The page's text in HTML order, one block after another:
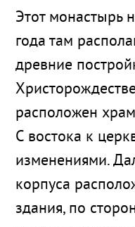
Этот монастырь
года там
древние
расположен
С востока к
изменениями.
корпуса
здания, по